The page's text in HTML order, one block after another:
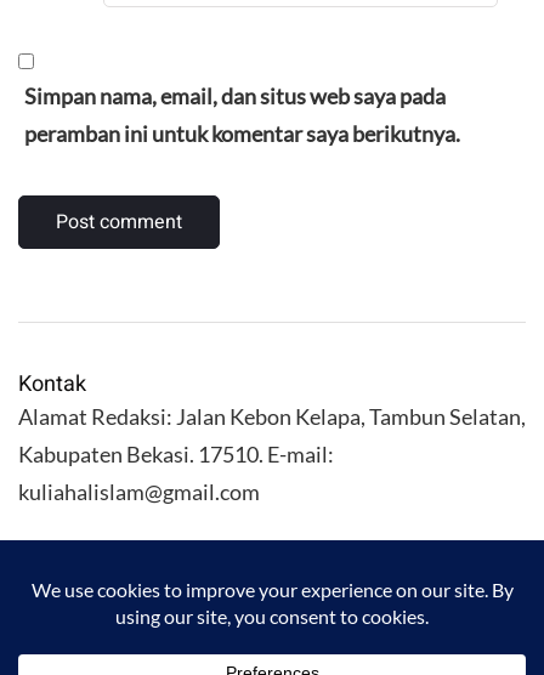
Simpan nama, email, dan situs web saya pada
peramban ini untuk komentar saya berikutnya.
Kontak
Alamat Redaksi: Jalan Kebon Kelapa, Tambun Selatan,
Kabupaten Bekasi. 17510. E-mail:
kuliahalislam@gmail.com
KULIAHALISLAM.COM Copyright (C) 2026